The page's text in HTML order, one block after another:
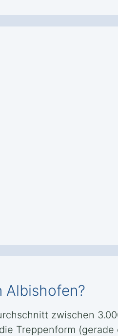
Albishofen?
zwischen
Treppenform